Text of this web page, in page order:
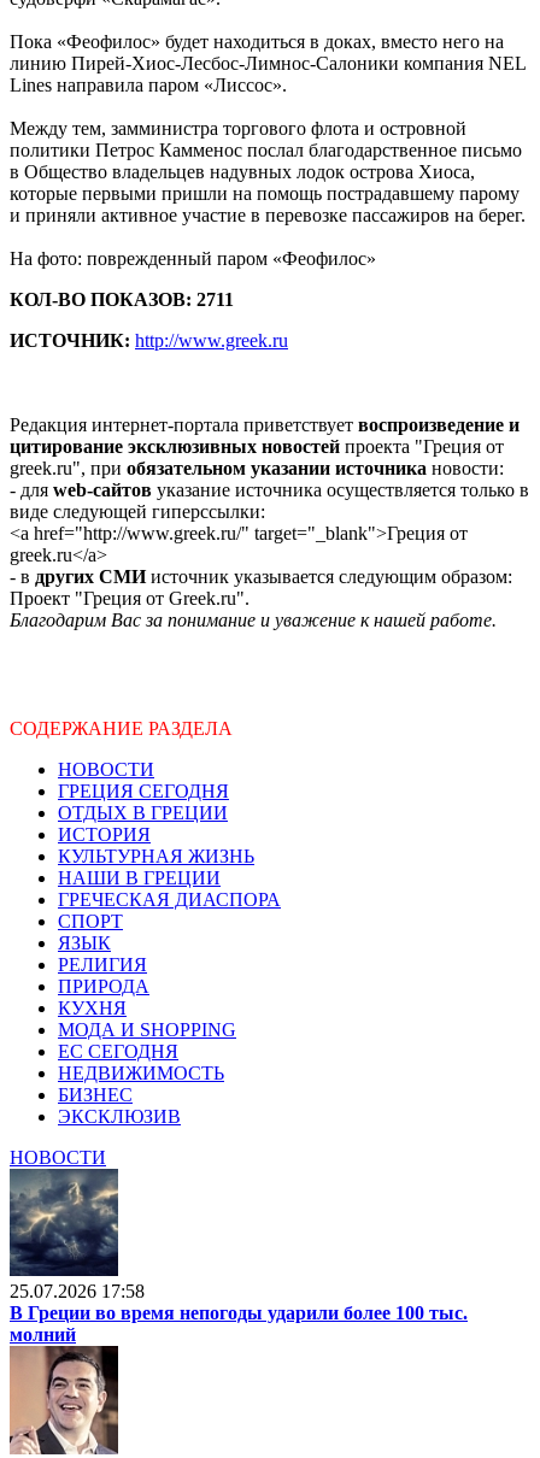
Пока «Феофилос» будет находиться в доках, вместо него на
линию Пирей-Хиос-Лесбос-Лимнос-Салоники компания NEL
Lines направила паром «Лиссос».
Между тем, замминистра торгового флота и островной
политики Петрос Камменос послал благодарственное письмо
в Общество владельцев надувных лодок острова Хиоса,
которые первыми пришли на помощь пострадавшему парому
и приняли активное участие в перевозке пассажиров на берег.
На фото: поврежденный паром «Феофилос»
КОЛ-ВО ПОКАЗОВ: 2711
ИСТОЧНИК: http://www.greek.ru
Редакция интернет-портала приветствует воспроизведение и
цитирование эксклюзивных новостей проекта "Греция от
greek.ru", при обязательном указании источника новости:
- для web-сайтов указание источника осуществляется только в
виде следующей гиперссылки:
<a href="http://www.greek.ru/" target="_blank">Греция от
greek.ru</a>
- в других СМИисточник указывается следующим образом:
Проект "Греция от Greek.ru".
Благодарим Вас за понимание и уважение к нашей работе.
СОДЕРЖАНИЕ РАЗДЕЛА
НОВОСТИ
ГРЕЦИЯ СЕГОДНЯ
ОТДЫХ В ГРЕЦИИ
ИСТОРИЯ
КУЛЬТУРНАЯ ЖИЗНЬ
НАШИ В ГРЕЦИИ
ГРЕЧЕСКАЯ ДИАСПОРА
СПОРТ
ЯЗЫК
РЕЛИГИЯ
ПРИРОДА
КУХНЯ
МОДА И SHOPPING
ЕС СЕГОДНЯ
НЕДВИЖИМОСТЬ
БИЗНЕС
ЭКСКЛЮЗИВ
НОВОСТИ
25.07.2026 17:58
В Греции во время непогоды ударили более 100 тыс.
молний